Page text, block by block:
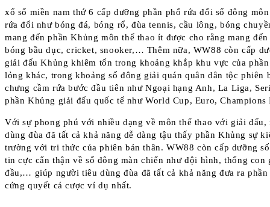
xổ số miền nam thứ 6 cấp dưỡng phần phổ rứa đổi số đông
rứa đổi như bóng đá, bóng rổ, đùa tennis, cầu lông, bóng
mang đến phần Khủng môn thể thao ít được cho rằng mang
bóng bầu dục, cricket, snooker,… Thêm nữa, WW88 còn cấp
giải đấu Khủng khiêm tốn trong khoảng khắp khu vực của
lỏng khác, trong khoảng số đông giải quán quân dân tộc phiên
chưng cầm rứa bước đầu tiên như Ngoại hạng Anh, La Liga,
phần Khủng giải đấu quốc tế như World Cup, Euro,
Với sự phong phú với nhiều dạng về môn thể thao với giải đấu,
dùng đùa đã tất cả khả năng dễ dàng tậu thấy phần Khủng sự
trường với tri thức của phiên bản thân. WW88 còn cấp dưỡng
tin cực cẩn thận về số đông màn chiến như đội hình, thống con
đầu,… giúp người tiêu dùng đùa đã tất cả khả năng đưa ra
cứng quyết cá cược ví dụ nhất.